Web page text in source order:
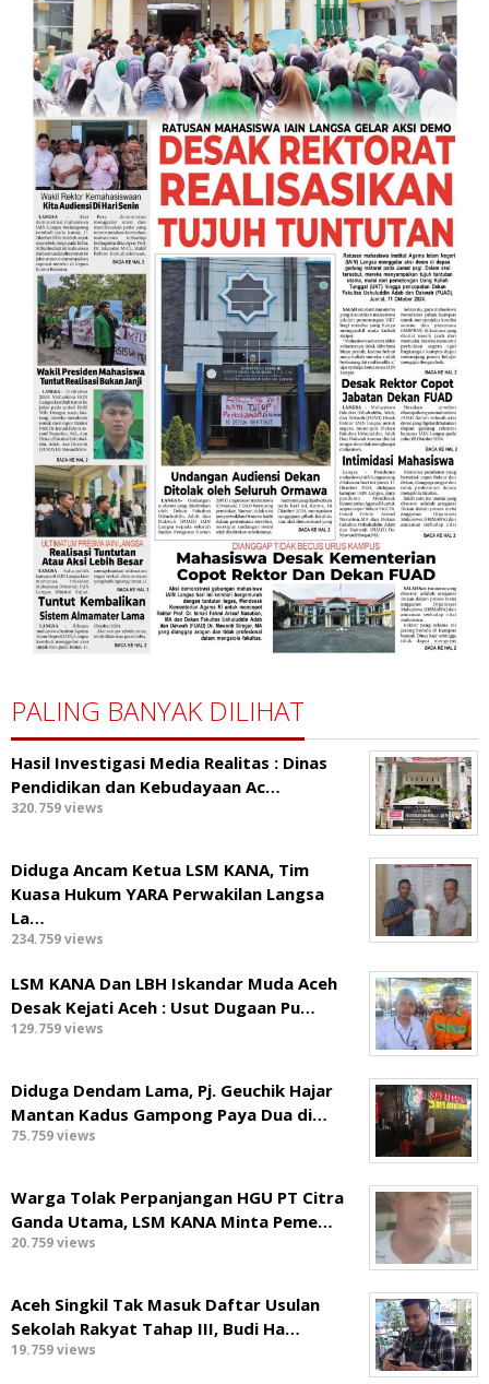
PALING BANYAK DILIHAT
Hasil Investigasi Media Realitas : ‎Dinas
Pendidikan dan Kebudayaan Ac…
320.759 views
Diduga Ancam Ketua LSM KANA, Tim
Kuasa Hukum YARA Perwakilan Langsa
La…
234.759 views
LSM KANA Dan LBH Iskandar Muda Aceh
Desak Kejati Aceh : Usut Dugaan Pu…
129.759 views
Diduga Dendam Lama, Pj. Geuchik Hajar
Mantan Kadus Gampong Paya Dua di…
75.759 views
Warga Tolak Perpanjangan HGU PT Citra
Ganda Utama, LSM KANA Minta Peme…
20.759 views
Aceh Singkil Tak Masuk Daftar Usulan
Sekolah Rakyat Tahap III, Budi Ha…
19.759 views